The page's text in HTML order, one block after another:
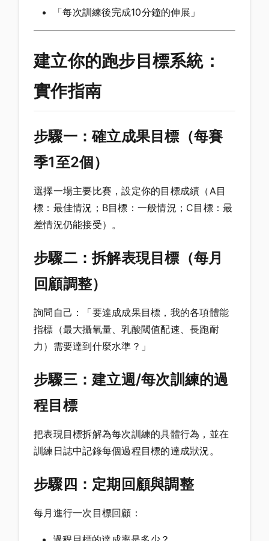
「每次訓練後完成10分鐘的伸展」
建立你的跑步目標系統：
實作指南
步驟一：確立成果目標（每賽
季1至2個）
選擇一場主要比賽，設定你的目標成績（A目
標：最佳情況；B目標：一般情況；C目標：最
差情況仍能接受）。
步驟二：拆解表現目標（每月
回顧調整）
詢問自己：「要達成成果目標，我的各項體能
指標（最大攝氧量、乳酸閾值配速、長跑耐
力）需要達到什麼水準？」
步驟三：建立週/每次訓練的過
程目標
把表現目標拆解為每次訓練的具體行為，並在
訓練日誌中記錄每個過程目標的達成狀況。
步驟四：定期回顧與調整
每月進行一次目標回顧：